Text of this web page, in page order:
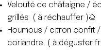
Velouté de châtaigne /
grillés ( à réchauffer )🌰
Houmous / citron confit /
coriandre ( à déguster